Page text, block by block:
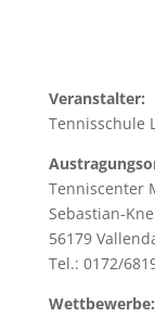
Veranstalter:
Tennisschule
Tenniscenter
Sebastian-
56179
Tel.: 0172/
Wettbewerbe: